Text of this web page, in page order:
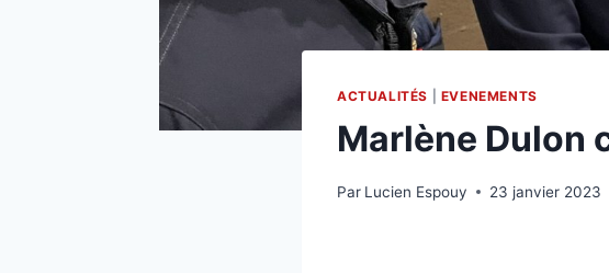
ACTUALITÉS EVENEMENTS
Marlène Dulon
Par Lucien Espouy 23 janvier 2023